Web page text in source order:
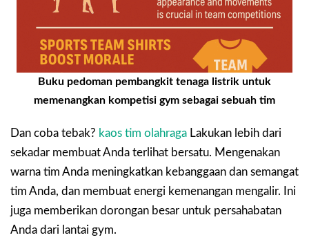
Buku pedoman pembangkit tenaga listrik untuk
memenangkan kompetisi gym sebagai sebuah tim
Dan coba tebak? kaos tim olahraga Lakukan lebih dari
sekadar membuat Anda terlihat bersatu. Mengenakan
warna tim Anda meningkatkan kebanggaan dan semangat
tim Anda, dan membuat energi kemenangan mengalir. Ini
juga memberikan dorongan besar untuk persahabatan
Anda dari lantai gym.